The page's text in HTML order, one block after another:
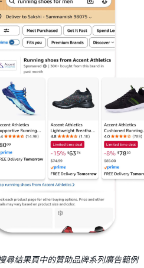
尋結果頁中的贊助品牌系列廣告範例